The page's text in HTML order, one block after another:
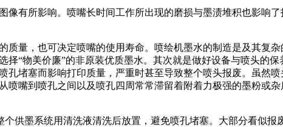
有所影响。喷嘴长时间工作所出现的磨损与墨渍堆积也影响
量，也可决定喷嘴的使用寿命。喷绘机墨水的制造是及其复
“物美价廉”的非原装优质墨水。其次就是做好设备与喷头的
堵塞而影响打印质量，严重时甚至导致整个喷头报废。虽然
嘴到喷孔之间以及喷孔四周常常滞留着附着力极强的墨粉或
墨系统用清洗液清洗后放置，避免喷孔堵塞。大部分看似报